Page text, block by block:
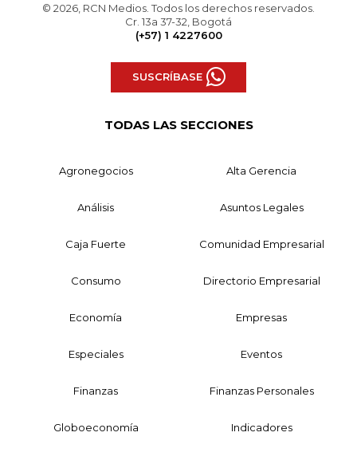
© 2026, RCN Medios. Todos los derechos reservados.
Cr. 13a 37-32, Bogotá
(+57) 1 4227600
SUSCRÍBASE
TODAS LAS SECCIONES
Agronegocios Alta Gerencia
Análisis Asuntos Legales
Caja Fuerte Comunidad Empresarial
Consumo Directorio Empresarial
Economía Empresas
Especiales Eventos
Finanzas Finanzas Personales
Globoeconomía Indicadores